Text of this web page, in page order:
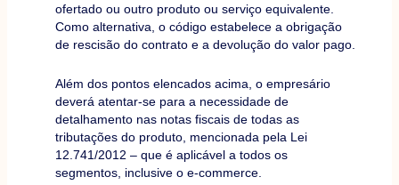
ofertado ou outro produto ou serviço equivalente.
Como alternativa, o código estabelece a obrigação
de rescisão do contrato e a devolução do valor pago.
Além dos pontos elencados acima, o empresário
deverá atentar-se para a necessidade de
detalhamento nas notas fiscais de todas as
tributações do produto, mencionada pela Lei
12.741/2012 – que é aplicável a todos os
segmentos, inclusive o e-commerce.